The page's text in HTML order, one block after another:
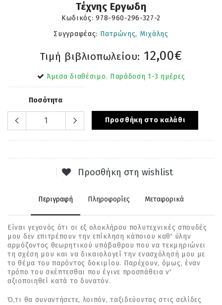
Τέχνης Εργωδη
Κωδικός:978-960-296-327-2
Συγγραφέας: Πατρώνης, Μιχάλης
Τιμή βιβλιοπωλείου: 12,00€
Άμεσα διαθέσιμο. Παράδοση 1-3 ημέρες
Ποσότητα
Προσθήκη στο καλάθι
Προσθήκη στη wishlist
Περιγραφή Πληροφορίες Μεταφορικά
Είναι γεγονός ότι οι εξ ολοκλήρου πολυτεχνικές σπουδές
µου δεν επιτρέπουν την επίκληση κάποιου καθ' ύλην
αρµόζοντος θεωρητικού υπόβαθρου που να τεκµηριώνει
τη σχέση µου και να δικαιολογεί την ενασχόλησή µου µε
το θέµα του παρόντος δοκιµίου. Παρέχουν, όµως, έναν
τρόπο του σκέπτεσθαι που έγινε προσπάθεια ν'
αξιοποιηθεί κατά το δυνατόν.
Ό,τι θα συναντήσετε, λοιπόν, ταξιδεύοντας στις σελίδες